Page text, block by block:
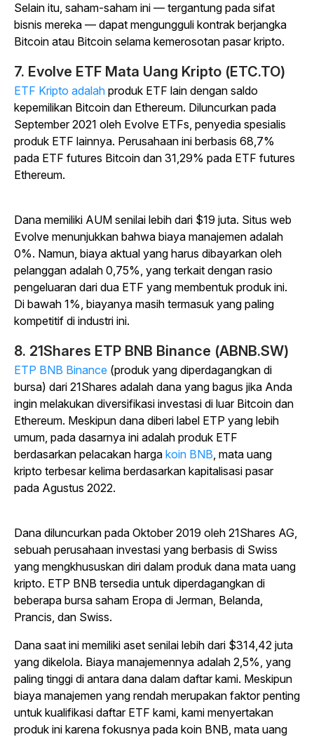
Selain itu, saham-saham ini — tergantung pada sifat
bisnis mereka — dapat mengungguli kontrak berjangka
Bitcoin atau Bitcoin selama kemerosotan pasar kripto.
7. Evolve ETF Mata Uang Kripto (ETC.TO)
ETF Kripto adalah produk ETF lain dengan saldo
kepemilikan Bitcoin dan Ethereum. Diluncurkan pada
September 2021 oleh Evolve ETFs, penyedia spesialis
produk ETF lainnya. Perusahaan ini berbasis 68,7%
pada ETF futures Bitcoin dan 31,29% pada ETF futures
Ethereum.
Dana memiliki AUM senilai lebih dari $19 juta. Situs web
Evolve menunjukkan bahwa biaya manajemen adalah
0%. Namun, biaya aktual yang harus dibayarkan oleh
pelanggan adalah 0,75%, yang terkait dengan rasio
pengeluaran dari dua ETF yang membentuk produk ini.
Di bawah 1%, biayanya masih termasuk yang paling
kompetitif di industri ini.
8. 21Shares ETP BNB Binance (ABNB.SW)
ETP BNB Binance (produk yang diperdagangkan di
bursa) dari 21Shares adalah dana yang bagus jika Anda
ingin melakukan diversifikasi investasi di luar Bitcoin dan
Ethereum. Meskipun dana diberi label ETP yang lebih
umum, pada dasarnya ini adalah produk ETF
berdasarkan pelacakan harga koin BNB, mata uang
kripto terbesar kelima berdasarkan kapitalisasi pasar
pada Agustus 2022.
Dana diluncurkan pada Oktober 2019 oleh 21Shares AG,
sebuah perusahaan investasi yang berbasis di Swiss
yang mengkhususkan diri dalam produk dana mata uang
kripto. ETP BNB tersedia untuk diperdagangkan di
beberapa bursa saham Eropa di Jerman, Belanda,
Prancis, dan Swiss.
Dana saat ini memiliki aset senilai lebih dari $314,42 juta
yang dikelola. Biaya manajemennya adalah 2,5%, yang
paling tinggi di antara dana dalam daftar kami. Meskipun
biaya manajemen yang rendah merupakan faktor penting
untuk kualifikasi daftar ETF kami, kami menyertakan
produk ini karena fokusnya pada koin BNB, mata uang